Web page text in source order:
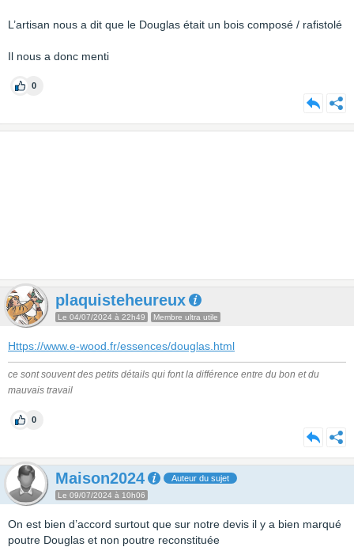
L’artisan nous a dit que le Douglas était un bois composé / rafistolé
Il nous a donc menti
0
plaquisteheureux
Le 04/07/2024 à 22h49 Membre ultra utile
Https://www.e-wood.fr/essences/douglas.html
ce sont souvent des petits détails qui font la différence entre du bon et du
mauvais travail
0
Maison2024 Auteur du sujet
Le 09/07/2024 à 10h06
On est bien d’accord surtout que sur notre devis il y a bien marqué
poutre Douglas et non poutre reconstituée